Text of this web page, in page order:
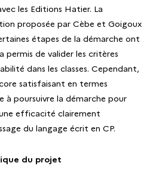
les Editions Hatier. La
proposée par Cèbe et Goigoux
étapes de la démarche ont
permis de valider les critères
dans les classes. Cependant,
satisfaisant en termes
à poursuivre la démarche pour
efficacité clairement
du langage écrit en CP.
du projet